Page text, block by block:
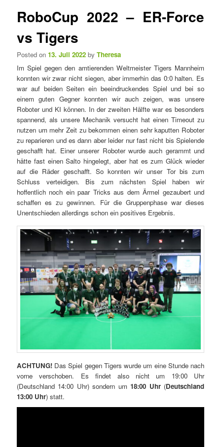
i
a
v
i
g
a
t
i
o
n
RoboCup 2022 – ER-Force
vs Tigers
Posted on13. Juli 2022 byTheresa
Im Spiel gegen den amtierenden Weltmeister Tigers Mannheim
konnten wir zwar nicht siegen, aber immerhin das 0:0 halten. Es
war auf beiden Seiten ein beeindruckendes Spiel und bei so
einem guten Gegner konnten wir auch zeigen, was unsere
Roboter und KI können. In der zweiten Hälfte war es besonders
spannend, als unsere Mechanik versucht hat einen Timeout zu
nutzen um mehr Zeit zu bekommen einen sehr kaputten Roboter
zu reparieren und es dann aber leider nur fast nicht bis Spielende
geschafft hat. Einer unserer Roboter wurde auch gerammt und
hätte fast einen Salto hingelegt, aber hat es zum Glück wieder
auf die Räder geschafft. So konnten wir unser Tor bis zum
Schluss verteidigen. Bis zum nächsten Spiel haben wir
hoffentlich noch ein paar Tricks aus dem Ärmel gezaubert und
schaffen es zu gewinnen. Für die Gruppenphase war dieses
Unentschieden allerdings schon ein positives Ergebnis.
ACHTUNG! Das Spiel gegen Tigers wurde um eine Stunde nach
vorne verschoben. Es findet also nicht um 19:00 Uhr
(Deutschland 14:00 Uhr) sondern um 18:00 Uhr(Deutschland
13:00 Uhr) statt.